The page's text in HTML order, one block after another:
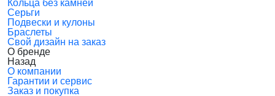
Кольца без камней
Серьги
Подвески и кулоны
Браслеты
Свой дизайн на заказ
О бренде
Назад
О компании
Гарантии и сервис
Заказ и покупка